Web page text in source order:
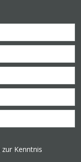
zur Kenntnis